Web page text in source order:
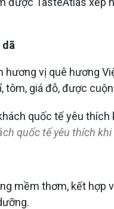
dã
hương vị quê hương
tôm, giá đỗ, được
quốc tế yêu thích
mềm thơm, kết